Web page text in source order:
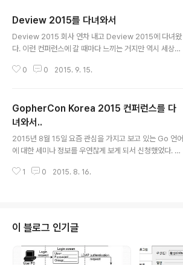
Deview 2015를 다녀와서
Deview 2015 회사 연차 내고 Deview 2015에 다녀왔
다. 이런 컨퍼런스에 갈 때마다 느끼는 거지만 역시 세상은
한 지식이 훨씬 더 많았고 그렇기 때문에 유익했었다. 이틀
인터넷을 통해 들어봐야지. ▲ 참가등록 직전 대기 중 ▲
팔찌를 꼭 해야 입장이 가능 했다. 입장 시 받았던 커피 쿠
폰으로 행사장 구석에 마련된 빈스브라더에서 커피를 받아
마셨다. 줄이 길어서 한참 기다린 후에야 받았는데 알고보
받은 후에 행사장으로 들어갔다. Session 1 : Large sca
0 0 2015. 9. 15.
GopherCon Korea 2015 컨퍼런스를 다
녀와서..
2015년 8월 15일 요즘 관심을 가지고 보고 있는 Go 언어
에 대한 세미나 정보를 우연찮게 보게 되서 신청했었다. 2
록되었다가 얼마전에 참가 확정이 되었다는 메일을 받게
많이 되었다. 장소는 삼성역에 있는 구글 캠퍼스 서울, 컨퍼
런스 시간은 오후 1시부터 6시까지 5시간동안 진행되었
다. 이번 컨퍼런스에서는 얼마전에 읽었던 비쥬얼 씽킹이
라는 책을 보고 다짐했던 것을 실천해보기 위해 내용을 전
1 0 2015. 8. 16.
이 블로그 인기글